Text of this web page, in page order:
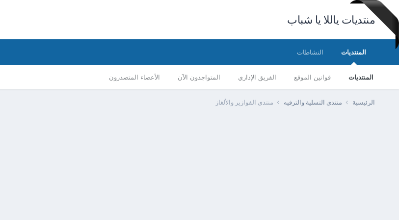
منتديات ياللا يا شباب
المنتديات
المنتديات قوانين الموقع الفريق الإداري المتواجدون الآن الأعضاء المتصدرون
النشاطات
الرئيسية منتدى التسلية والترفيه منتدى الفوازير والألغاز